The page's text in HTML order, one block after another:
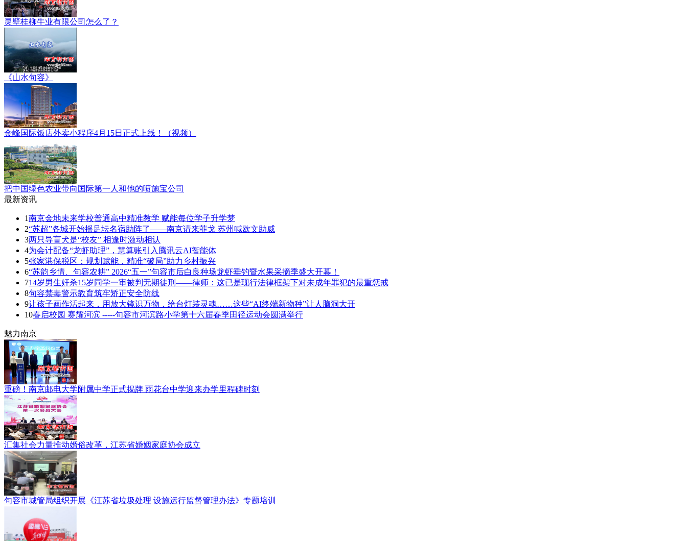
灵壁桂柳牛业有限公司怎么了？
《山水句容》
金峰国际饭店外卖小程序4月15日正式上线！（视频）
把中国绿色农业带向国际第一人和他的喷施宝公司
最新资讯
1南京金地未来学校普通高中精准教学 赋能每位学子升学梦
2“苏超”各城开始摇足坛名宿助阵了——南京请来菲戈 苏州喊欧文助威
3两只导盲犬是“校友” 相逢时激动相认
4为会计配备“龙虾助理”，慧算账引入腾讯云AI智能体
5张家港保税区：规划赋能，精准“破局”助力乡村振兴
6“苏韵乡情、句容农耕” 2026“五一”句容市后白良种场龙虾垂钓暨水果采摘季盛大开幕！
714岁男生奸杀15岁同学一审被判无期徒刑——律师：这已是现行法律框架下对未成年罪犯的最重惩戒
8句容禁毒警示教育筑牢矫正安全防线
9让孩子画作活起来，用放大镜识万物，给台灯装灵魂……这些“AI终端新物种”让人脑洞大开
10春启校园 赛耀河滨 -----句容市河滨路小学第十六届春季田径运动会圆满举行
魅力南京
重磅！南京邮电大学附属中学正式揭牌 雨花台中学迎来办学里程碑时刻
汇集社会力量推动婚俗改革，江苏省婚姻家庭协会成立
句容市城管局组织开展《江苏省垃圾处理 设施运行监督管理办法》专题培训